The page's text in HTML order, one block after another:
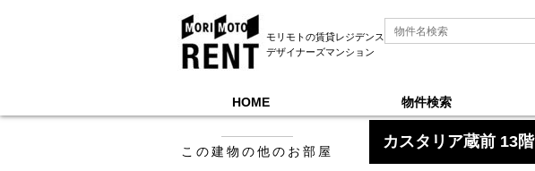
モリモトの賃貸レジデンス
デザイナーズマンション
HOME 物件検索
モリモトレントTOP ＞
カスタリア蔵前 13階
この建物の他のお部屋